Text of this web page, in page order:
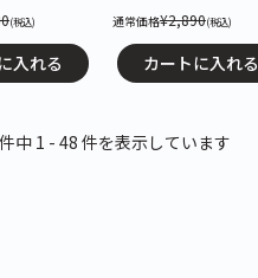
(税込)
入れる
通常価格¥2,890(税込)
カートに入れる
中 1 - 48 件を表示しています